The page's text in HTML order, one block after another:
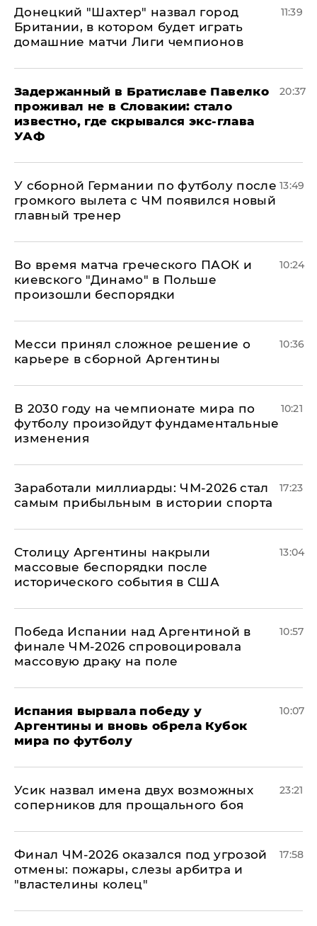
Донецкий "Шахтер" назвал город
Британии, в котором будет играть
домашние матчи Лиги чемпионов
11:39
Задержанный в Братиславе Павелко
проживал не в Словакии: стало
известно, где скрывался экс-глава
УАФ
20:37
У сборной Германии по футболу после
громкого вылета с ЧМ появился новый
главный тренер
13:49
Во время матча греческого ПАОК и
киевского "Динамо" в Польше
произошли беспорядки
10:24
Месси принял сложное решение о
карьере в сборной Аргентины
10:36
В 2030 году на чемпионате мира по
футболу произойдут фундаментальные
изменения
10:21
Заработали миллиарды: ЧМ-2026 стал
самым прибыльным в истории спорта
17:23
Столицу Аргентины накрыли
массовые беспорядки после
исторического события в США
13:04
Победа Испании над Аргентиной в
финале ЧМ-2026 спровоцировала
массовую драку на поле
10:57
Испания вырвала победу у
Аргентины и вновь обрела Кубок
мира по футболу
10:07
Усик назвал имена двух возможных
соперников для прощального боя
23:21
Финал ЧМ-2026 оказался под угрозой
отмены: пожары, слезы арбитра и
"властелины колец"
17:58